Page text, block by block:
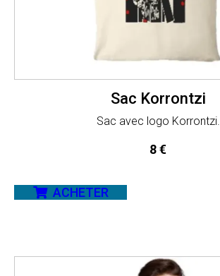
Sac Korrontzi
Sac avec logo Korrontzi.
8€
ACHETER